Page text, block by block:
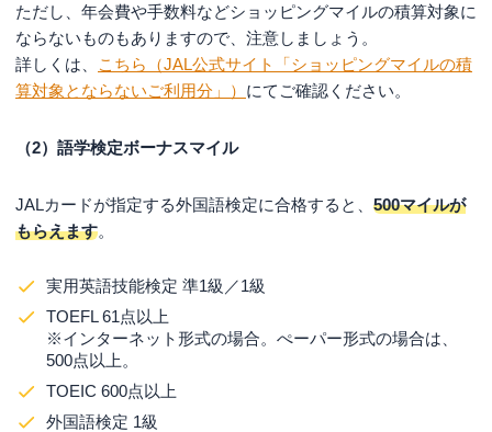
ただし、年会費や手数料などショッピングマイルの積算対象に
ならないものもありますので、注意しましょう。
詳しくは、
こちら（JAL公式サイト「ショッピングマイルの積
算対象とならないご利用分」） にてご確認ください。
（2）語学検定ボーナスマイル
JALカードが指定する外国語検定に合格すると、 500マイルが
もらえます。
実用英語技能検定 準1級／1級
TOEFL 61点以上
※インターネット形式の場合。ぺーパー形式の場合は、
500点以上。
TOEIC 600点以上
外国語検定 1級